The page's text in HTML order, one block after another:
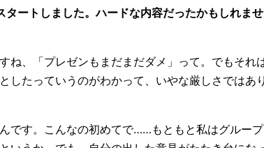
ートしました。ハードな内容だったかもしれませ
ね、「プレゼンもまだまだダメ」って。でもそれ
したっていうのがわかって、いやな厳しさではあ
です。こんなの初めてで……もともと私はグルー